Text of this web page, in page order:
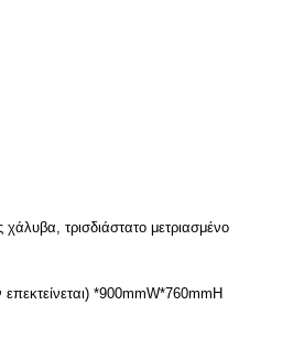
τρισδιάστατο μετριασμένο
*900mmW*760mmH